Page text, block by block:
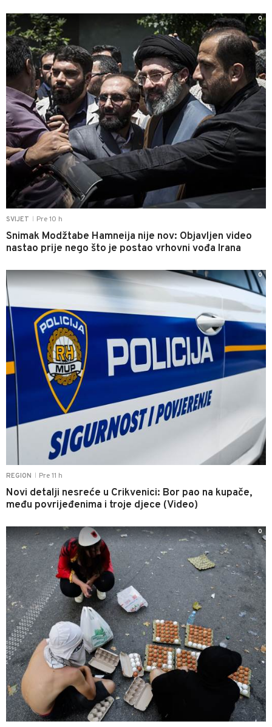
SVIJET Pre 10 h
Snimak Modžtabe Hamneija nije nov: Objavljen video
nastao prije nego što je postao vrhovni vođa Irana
0
REGION Pre 11 h
Novi detalji nesreće u Crikvenici: Bor pao na kupače,
među povrijeđenima i troje djece (Video)
0
0